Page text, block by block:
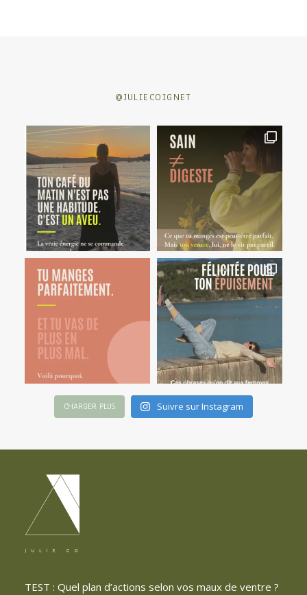
@JULIECOIGNET
CHARGER PLUS Suivre sur Instagram
TEST : Quel plan d’actions selon vos maux de ventre ?